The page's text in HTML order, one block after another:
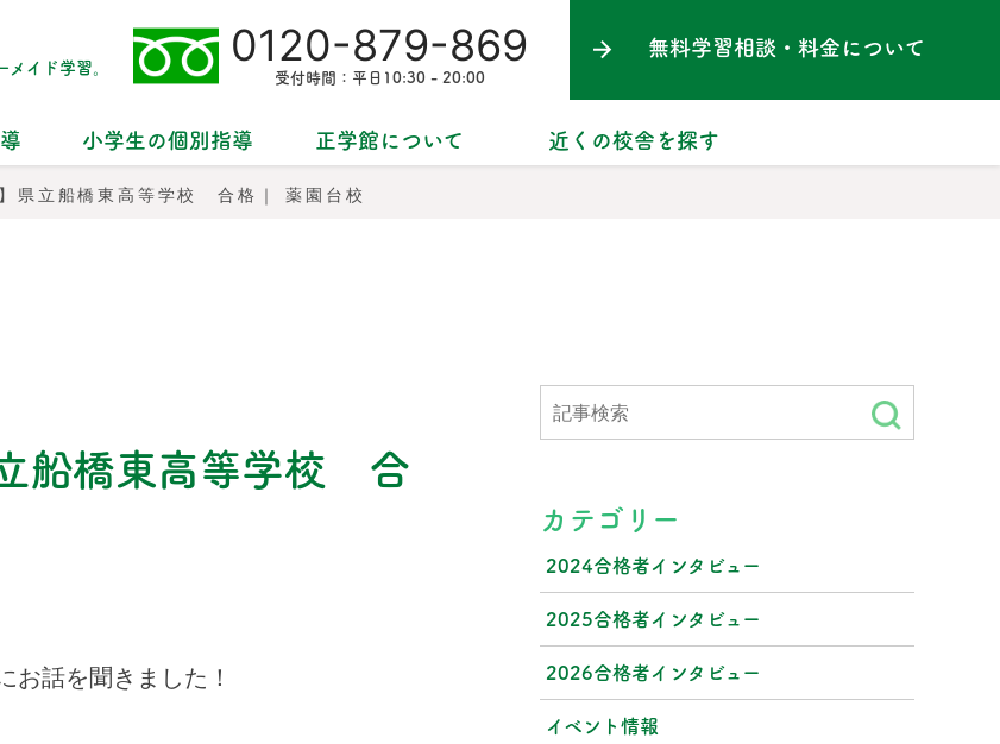
メイド学習。 0120-879-869
受付時間：平日10:30 - 20:00
無料学習相談・料金について
小学生の個別指導 正学館について 近くの校舎を探す
】県立船橋東高等学校 合格｜ 薬園台校
船橋東高等学校 合
お話を聞きました！
カテゴリー
2024合格者インタビュー
2025合格者インタビュー
2026合格者インタビュー
イベント情報